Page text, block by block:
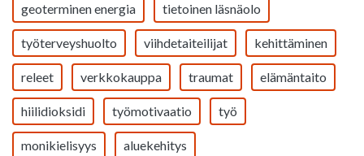
geoterminen energia tietoinen läsnäolo
työterveyshuolto viihdetaiteilijat kehittäminen
releet verkkokauppa traumat elämäntaito
hiilidioksidi työmotivaatio työ
monikielisyys aluekehitys